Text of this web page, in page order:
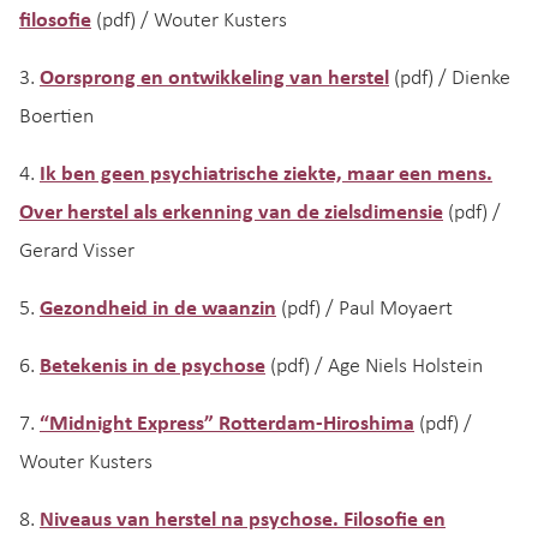
filosofie (pdf) / Wouter Kusters
3. Oorsprong en ontwikkeling van herstel (pdf) / Dienke
Boertien
4. Ik ben geen psychiatrische ziekte, maar een mens.
Over herstel als erkenning van de zielsdimensie (pdf) /
Gerard Visser
5. Gezondheid in de waanzin (pdf) / Paul Moyaert
6. Betekenis in de psychose (pdf) / Age Niels Holstein
7. “Midnight Express” Rotterdam-Hiroshima (pdf) /
Wouter Kusters
8. Niveaus van herstel na psychose. Filosofie en